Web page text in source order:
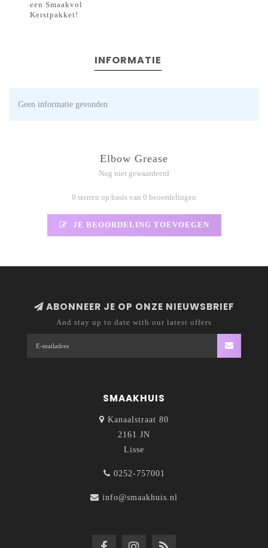
een Smaakvol
Kerstpakket!
INFORMATIE
Geen informatie gevonden
Elbow Grease
Nog niet gewaardeerd
0 sterren op basis van 0 beoordelingen
JE BEOORDELING TOEVOEGEN
ABONNEER JE OP ONZE NIEUWSBRIEF
And stay up to date with our latest offers
SMAAKHUIS
Kanaalstraat 80
2161 JN
Lisse
0252-757001
info@smaakhuis.nl